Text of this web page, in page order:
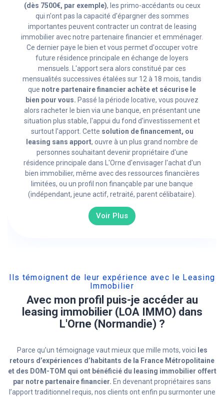
(dès 7500€, par exemple), les primo-accédants ou ceux
qui n'ont pas la capacité d'épargner des sommes
importantes peuvent contracter un contrat de leasing
immobilier avec notre partenaire financier et emménager.
Ce dernier paye le bien et vous permet d'occuper votre
future résidence principale en échange de loyers
mensuels. L'apport sera alors constitué par ces
mensualités successives étalées sur 12 à 18 mois, tandis
que notre partenaire financier achète et sécurise le
bien pour vous. Passé la période locative, vous pouvez
alors racheter le bien via une banque, en présentant une
situation plus stable, l'appui du fond d'investissement et
surtout l'apport. Cette solution de financement, ou
leasing sans apport, ouvre à un plus grand nombre de
personnes souhaitant devenir propriétaire d'une
résidence principale dans L'Orne d'envisager l'achat d'un
bien immobilier, même avec des ressources financières
limitées, ou un profil non finançable par une banque
(indépendant, jeune actif, retraité, parent célibataire).
Voir Plus
Ils témoignent de leur expérience avec le Leasing
Immobilier
Avec mon profil puis-je accéder au
leasing immobilier (LOA IMMO) dans
L'Orne (Normandie) ?
Parce qu’un témoignage vaut mieux que mille mots, voici les
retours d’expériences d’habitants de la France Métropolitaine
et des DOM-TOM qui ont bénéficié du leasing immobilier offert
par notre partenaire financier. En devenant propriétaires sans
l’apport traditionnel requis, nos clients ont enfin pu surmonter une